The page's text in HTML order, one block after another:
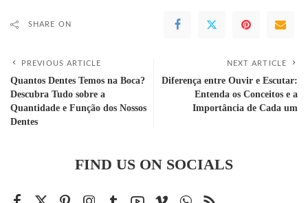
SHARE ON
PREVIOUS ARTICLE
Quantos Dentes Temos na Boca?
Descubra Tudo sobre a
Quantidade e Função dos Nossos
Dentes
NEXT ARTICLE
Diferença entre Ouvir e Escutar:
Entenda os Conceitos e a
Importância de Cada um
FIND US ON SOCIALS